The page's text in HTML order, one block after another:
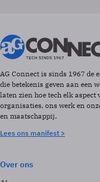
AG Connect is sinds 1967 de
die betekenis geven aan een
laten zien hoe tech elk aspect
organisaties, ons werk en
en maatschappij.
Lees ons manifest >
Over ons